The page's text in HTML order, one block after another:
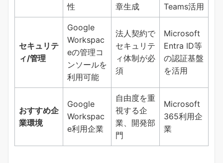
性
章生成
Teams活用
セキュリテ
ィ/管理
Google
Workspac
eの管理コ
ンソールを
利用可能
法人契約で
セキュリテ
ィ体制が必
須
Microsoft
Entra ID等
の認証基盤
を活用
おすすめ企
業環境
Google
Workspac
e利用企業
自由度を重
視する企
業、開発部
門
Microsoft
365利用企
業